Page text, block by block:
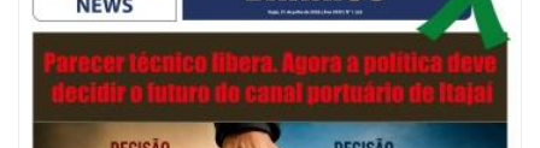
06/08/2026 | 07:00
Festival de Pesca de Praia vai celebrar o aniversário de Navegantes
ITAJAÍ